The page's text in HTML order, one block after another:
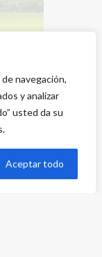
navegación,
y analizar
usted da su
Aceptar todo